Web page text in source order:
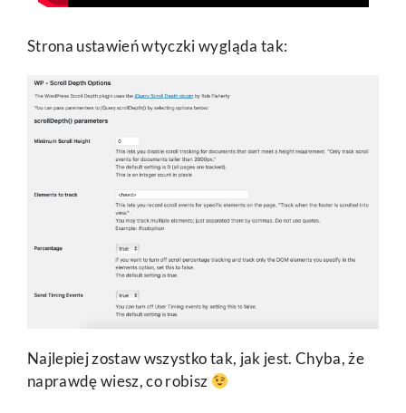
Strona ustawień wtyczki wygląda tak:
Najlepiej zostaw wszystko tak, jak jest. Chyba, że
naprawdę wiesz, co robisz